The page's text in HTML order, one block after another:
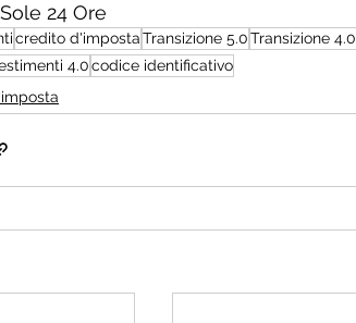
24 Ore
credito d'impostaTransizione 5.0Transizione 4.0
4.0codice identificativo